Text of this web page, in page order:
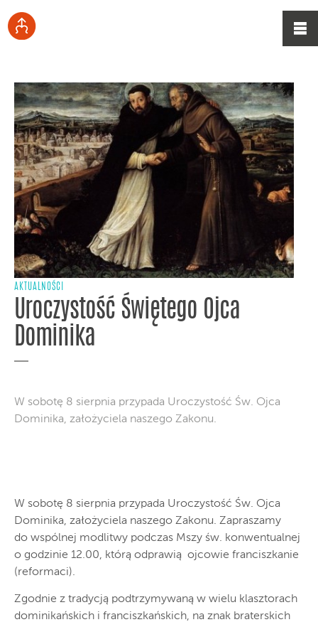
AKTUALNOŚCI
Uroczystość Świętego Ojca
Dominika
W sobotę 8 sierpnia przypada Uroczystość Św. Ojca
Dominika, założyciela naszego Zakonu.
W sobotę 8 sierpnia przypada Uroczystość Św. Ojca
Dominika, założyciela naszego Zakonu. Zapraszamy
do wspólnej modlitwy podczas Mszy św. konwentualnej
o godzinie 12.00, którą odprawią ojcowie franciszkanie
(reformaci).
Zgodnie z tradycją podtrzymywaną w wielu klasztorach
dominikańskich i franciszkańskich, na znak braterskich